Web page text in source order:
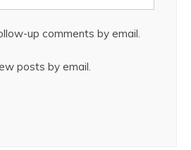
up comments by email.
posts by email.